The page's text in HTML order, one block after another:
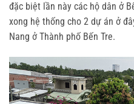
đặc biệt lần này các hộ dân ở
xong hệ thống cho 2 dự án ở
Nang ở Thành phố Bến Tre.